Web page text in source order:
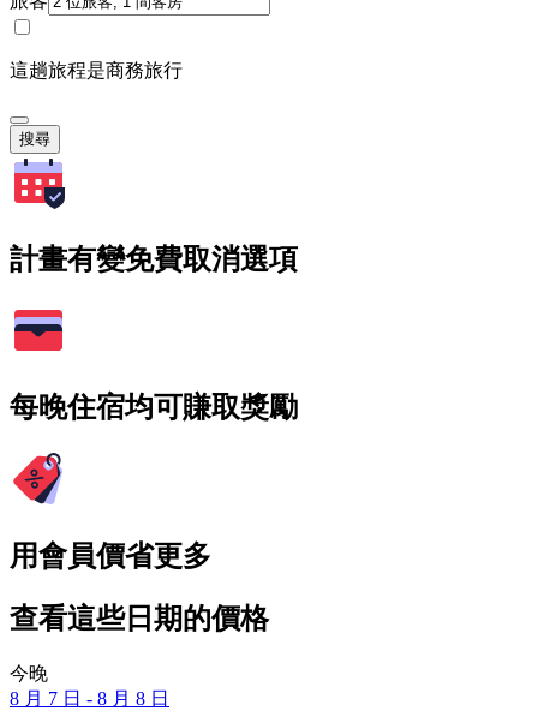
這趟旅程是商務旅行
搜尋
計畫有變免費取消選項
每晚住宿均可賺取獎勵
用會員價省更多
查看這些日期的價格
今晚
8 月 7 日 - 8 月 8 日